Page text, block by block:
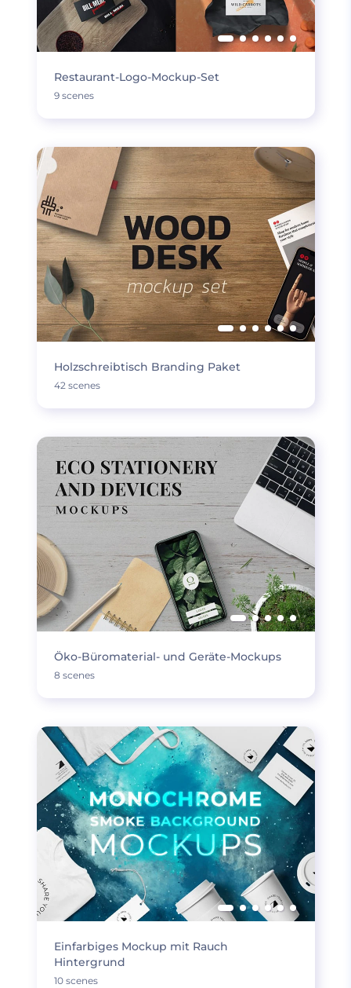
Restaurant-Logo-Mockup-Set
9 scenes
Holzschreibtisch Branding Paket
42 scenes
Öko-Büromaterial- und Geräte-Mockups
8 scenes
Einfarbiges Mockup mit Rauch
Hintergrund
10 scenes